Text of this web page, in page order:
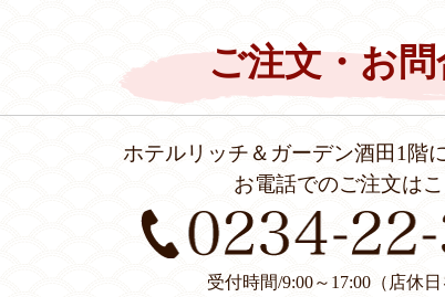
ご注文・お問
ホテルリッチ＆ガーデン酒田1階
お電話でのご注文は
受付時間/9:00～17:00（店休